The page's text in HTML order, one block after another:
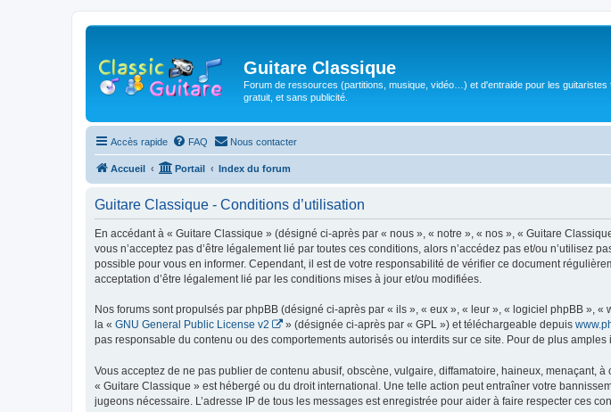
Guitare Classique
Forum de ressources (partitions, musique, vidéo…) et d'entraide pour les guitaristes
gratuit, et sans publicité.
Accès rapide FAQ Nous contacter
Accueil Portail Index du forum
Guitare Classique - Conditions d’utilisation
En accédant à « Guitare Classique » (désigné ci-après par « nous », « notre », « nos », « Guitare
vous n’acceptez pas d’être légalement lié par toutes ces conditions, alors n’accédez pas et/ou
possible pour vous en informer. Cependant, il est de votre responsabilité de vérifier ce document
acceptation d’être légalement lié par les conditions mises à jour et/ou modifiées.
Nos forums sont propulsés par phpBB (désigné ci-après par « ils », « eux », « leur », « logiciel phpBB »,
la « GNU General Public License v2 » (désignée ci-après par « GPL ») et téléchargeable depuis
pas responsable du contenu ou des comportements autorisés ou interdits sur ce site. Pour de plus
Vous acceptez de ne pas publier de contenu abusif, obscène, vulgaire, diffamatoire, haineux, menaçant,
« Guitare Classique » est hébergé ou du droit international. Une telle action peut entraîner votre
jugeons nécessaire. L’adresse IP de tous les messages est enregistrée pour aider à faire respecter ces